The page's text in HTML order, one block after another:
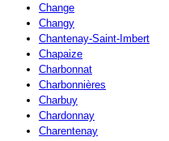
Change
Changy
Chantenay-Saint-Imbert
Chapaize
Charbonnat
Charbonnières
Charbuy
Chardonnay
Charentenay